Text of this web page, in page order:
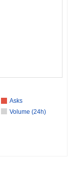
Asks
Volume (24h)